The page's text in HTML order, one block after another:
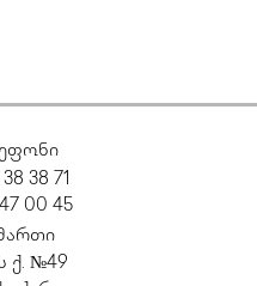
38 71
00 45
ქ. №49